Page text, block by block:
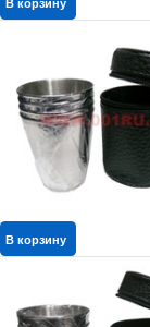
В корзину